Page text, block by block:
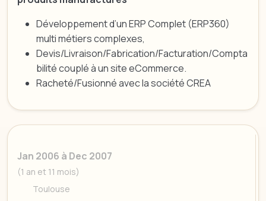
Développement d’un ERP Complet (ERP360)
multi métiers complexes,
Devis/Livraison/Fabrication/Facturation/Compta
bilité couplé à un site eCommerce.
Racheté/Fusionné avec la société CREA
Jan 2006 à Dec 2007
(1 an et 11 mois)
Toulouse